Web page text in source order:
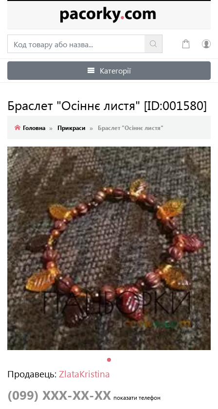
Увійти
Категорії
Браслет "Осіннє листя" [ID:001580]
Головна Прикраси Браслет "Осіннє листя"
Продавець: ZlataKristina
(099) XXX-XX-XX показати телефон